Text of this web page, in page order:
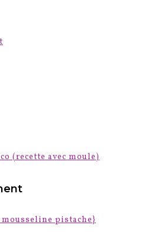
(recette avec moule)